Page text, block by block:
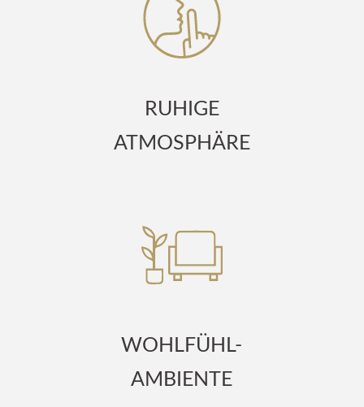
RUHIGE
ATMOSPHÄRE
WOHLFÜHL-
AMBIENTE